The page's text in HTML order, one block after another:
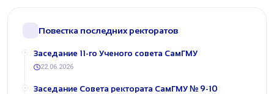
Повестка последних ректоратов
​Заседание 11-го Ученого совета СамГМУ
22.06.2026
​Заседание Совета ректората СамГМУ № 9-10